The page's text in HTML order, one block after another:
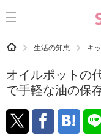
CATEGORY 記事カテゴリ
運気
洗濯
生活の知恵
HOME 生活の知恵 キ
オイルポットの
で手軽な油の保